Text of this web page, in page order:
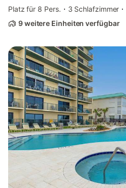
Platz für 8 Pers.
3 Schlafzimmer
9 weitere Einheiten verfügbar